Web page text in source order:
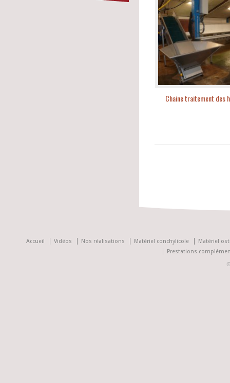
Chaine traitement des
Accueil Vidéos Nos réalisations Matériel conchylicole
Matériel
Prestations